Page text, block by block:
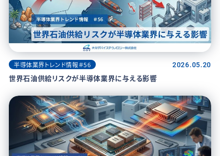
半導体業界トレンド情報＃56 2026.05.20
世界石油供給リスクが半導体業界に与える影響